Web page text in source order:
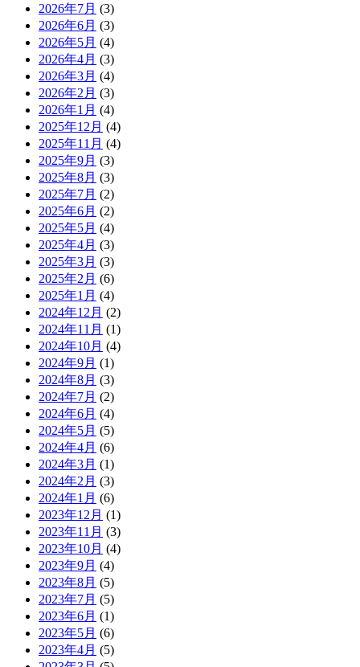
2026年7月 (3)
2026年6月 (3)
2026年5月 (4)
2026年4月 (3)
2026年3月 (4)
2026年2月 (3)
2026年1月 (4)
2025年12月 (4)
2025年11月 (4)
2025年9月 (3)
2025年8月 (3)
2025年7月 (2)
2025年6月 (2)
2025年5月 (4)
2025年4月 (3)
2025年3月 (3)
2025年2月 (6)
2025年1月 (4)
2024年12月 (2)
2024年11月 (1)
2024年10月 (4)
2024年9月 (1)
2024年8月 (3)
2024年7月 (2)
2024年6月 (4)
2024年5月 (5)
2024年4月 (6)
2024年3月 (1)
2024年2月 (3)
2024年1月 (6)
2023年12月 (1)
2023年11月 (3)
2023年10月 (4)
2023年9月 (4)
2023年8月 (5)
2023年7月 (5)
2023年6月 (1)
2023年5月 (6)
2023年4月 (5)